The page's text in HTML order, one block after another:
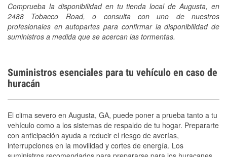
Comprueba la disponibilidad en tu tienda local de Augusta, en
2488 Tobacco Road, o consulta con uno de nuestros
profesionales en autopartes para confirmar la disponibilidad de
suministros a medida que se acercan las tormentas.
Suministros esenciales para tu vehículo en caso de
huracán
El clima severo en Augusta, GA, puede poner a prueba tanto a tu
vehículo como a los sistemas de respaldo de tu hogar. Prepararte
con anticipación ayuda a reducir el riesgo de averías,
interrupciones en la movilidad y cortes de energía. Los